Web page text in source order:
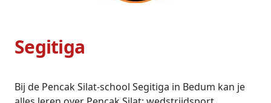
Segitiga
Bij de Pencak Silat-school Segitiga in Bedum kan je